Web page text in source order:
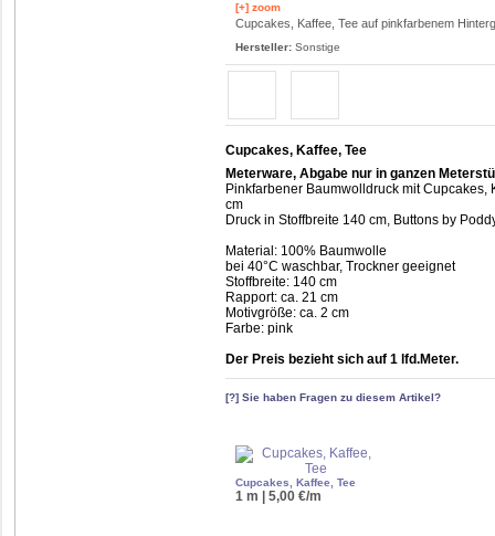
[+] zoom
Cupcakes, Kaffee, Tee auf pinkfarbenem
Hersteller: Sonstige
Cupcakes, Kaffee, Tee
Meterware, Abgabe nur in ganzen
Pinkfarbener Baumwolldruck mit Cupcakes,
cm
Druck in Stoffbreite 140 cm, Buttons by
Material: 100% Baumwolle
bei 40°C waschbar, Trockner geeignet
Stoffbreite: 140 cm
Rapport: ca. 21 cm
Motivgröße: ca. 2 cm
Farbe: pink
Der Preis bezieht sich auf 1 lfd.Meter.
[?] Sie haben Fragen zu diesem Artikel?
Cupcakes, Kaffee, Tee
1 m | 5,00 €/m